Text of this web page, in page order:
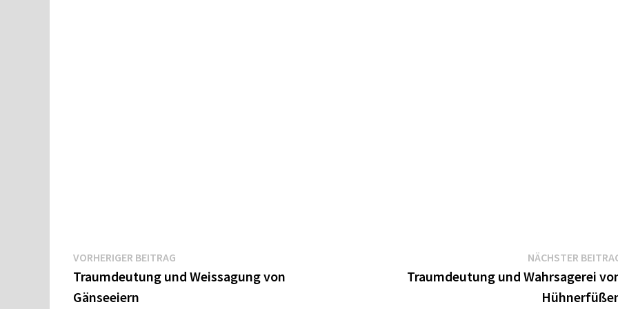
Beitragsnavigation
VORHERIGER BEITRAG
Beitrag:
Traumdeutung und Weissagung von
Gänseeiern
NÄCHSTER
Traumdeutung und Wahrsagerei